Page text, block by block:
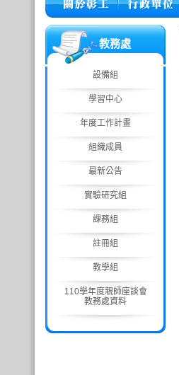
教務處
設備組
學習中心
年度工作計畫
組織成員
最新公告
實驗研究組
課務組
註冊組
教學組
110學年度親師座談會
教務處資料